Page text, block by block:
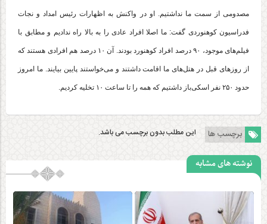
مصدومی از سمت ما نداشتیم. او در واکنش به اظهارات رئیس امداد و نجات
فدراسیون کوهنوردی گفت: ما اصلا افراد عادی را به بالا راه ندادیم و مطابق با
فیلم‌های موجود، ۹۰ درصد افراد کوهنورد بودند. آن ۱۰ درصد هم افرادی هستند که
از روزهای قبل در هتل‌های ما اقامت داشتند و می‌خواستند پایین بیایند. ما امروز
حدود ۲۵۰ نفر اسکی‌باز داشتیم که همه را تا ساعت ۱۰ تخلیه کردیم.
برچسب ها این مطلب بدون برچسب می باشد.
نوشته های مشابه